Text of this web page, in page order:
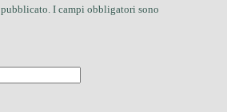
I campi obbligatori sono